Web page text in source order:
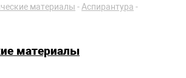
материалы -Аспирантура -
материалы